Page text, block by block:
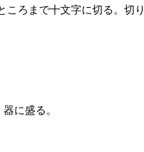
ころまで十文字に切る。切り
に盛る。